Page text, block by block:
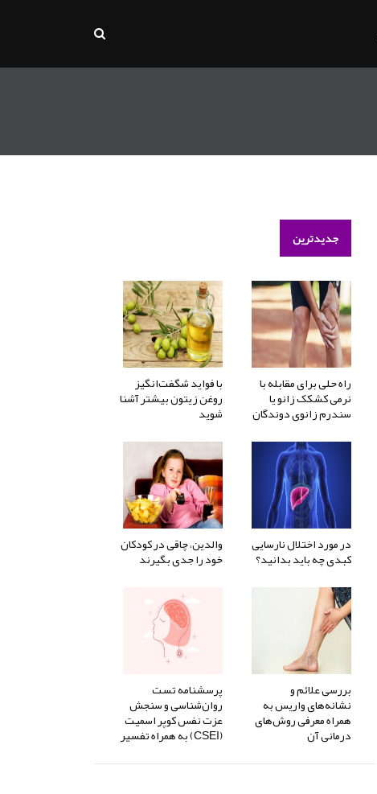
جدیدترین
راه حلی برای مقابله با
نرمی کشکک زانو یا
سندرم زانوی دوندگان
با فواید شگفت‌انگیز
روغن زیتون بیشتر آشنا
شوید
در مورد اختلال نارسایی
کبدی چه باید بدانید؟
والدین، چاقی در کودکان
خود را جدی بگیرند
بررسی علائم و
نشانه‌های واریس به
همراه معرفی روش‌های
درمانی آن
پرسشنامه تست
روان‌شناسی و سنجش
عزت نفس کوپر اسمیت
(CSEI) به همراه تفسیر